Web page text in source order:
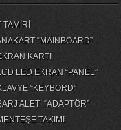
TAMİRİ
“MAİNBOARD”
KARTI
LED EKRAN “PANEL”
“KEYBORD”
ALETİ “ADAPTÖR”
TAKIMI